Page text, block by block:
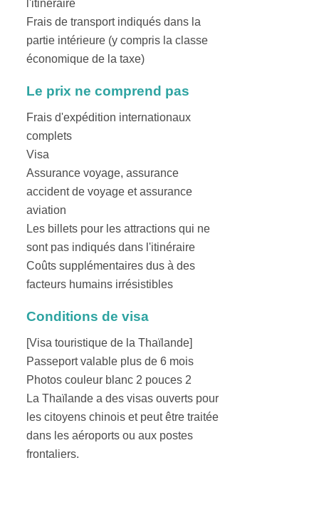
l'itinéraire
Frais de transport indiqués dans la
partie intérieure (y compris la classe
économique de la taxe)
Le prix ne comprend pas
Frais d'expédition internationaux
complets
Visa
Assurance voyage, assurance
accident de voyage et assurance
aviation
Les billets pour les attractions qui ne
sont pas indiqués dans l'itinéraire
Coûts supplémentaires dus à des
facteurs humains irrésistibles
Conditions de visa
[Visa touristique de la Thaïlande]
Passeport valable plus de 6 mois
Photos couleur blanc 2 pouces 2
La Thaïlande a des visas ouverts pour
les citoyens chinois et peut être traitée
dans les aéroports ou aux postes
frontaliers.